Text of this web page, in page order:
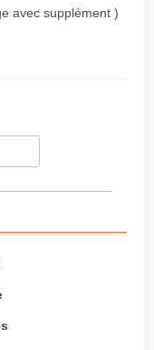
avec supplément )